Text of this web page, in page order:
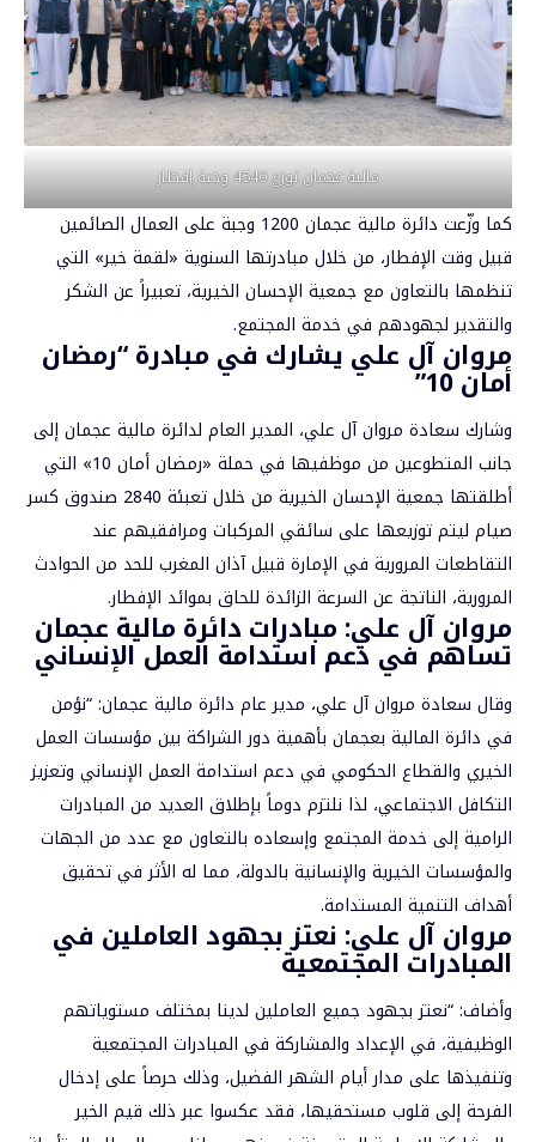
مالية عجمان توزع 4540 وجبة إفطار
كما وزّعت دائرة مالية عجمان 1200 وجبة على العمال الصائمين
قبيل وقت الإفطار، من خلال مبادرتها السنوية «لقمة خير» التي
تنظمها بالتعاون مع جمعية الإحسان الخيرية، تعبيراً عن الشكر
والتقدير لجهودهم في خدمة المجتمع.
مروان آل علي يشارك في مبادرة “رمضان
أمان 10”
وشارك سعادة مروان آل علي، المدير العام لدائرة مالية عجمان إلى
جانب المتطوعين من موظفيها في حملة «رمضان أمان 10» التي
أطلقتها جمعية الإحسان الخيرية من خلال تعبئة 2840 صندوق كسر
صيام ليتم توزيعها على سائقي المركبات ومرافقيهم عند
التقاطعات المرورية في الإمارة قبيل آذان المغرب للحد من الحوادث
المرورية، الناتجة عن السرعة الزائدة للحاق بموائد الإفطار.
مروان آل علي: مبادرات دائرة مالية عجمان
تساهم في دعم استدامة العمل الإنساني
وقال سعادة مروان آل علي، مدير عام دائرة مالية عجمان: “نؤمن
في دائرة المالية بعجمان بأهمية دور الشراكة بين مؤسسات العمل
الخيري والقطاع الحكومي في دعم استدامة العمل الإنساني وتعزيز
التكافل الاجتماعي، لذا نلتزم دوماً بإطلاق العديد من المبادرات
الرامية إلى خدمة المجتمع وإسعاده بالتعاون مع عدد من الجهات
والمؤسسات الخيرية والإنسانية بالدولة، مما له الأثر في تحقيق
أهداف التنمية المستدامة.
مروان آل علي: نعتز بجهود العاملين في
المبادرات المجتمعية
وأضاف: “نعتز بجهود جميع العاملين لدينا بمختلف مستوياتهم
الوظيفية، في الإعداد والمشاركة في المبادرات المجتمعية
وتنفيذها على مدار أيام الشهر الفضيل، وذلك حرصاً على إدخال
الفرحة إلى قلوب مستحقيها، فقد عكسوا عبر ذلك قيم الخير